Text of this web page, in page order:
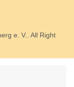
e. V.. All Right